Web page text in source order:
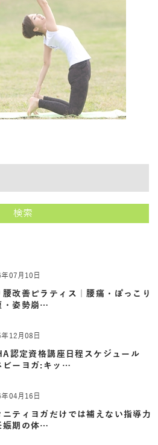
検索
07月10日
腰改善ピラティス｜腰痛・ぽっこり
・姿勢崩…
12月08日
認定資格講座日程スケジュール
ビーヨガ:キッ…
04月16日
ニティヨガだけでは補えない指導力
娠期の体…